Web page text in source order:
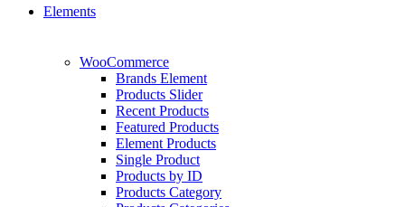
Elements
WooCommerce
Brands Element
Products Slider
Recent Products
Featured Products
Element Products
Single Product
Products by ID
Products Category